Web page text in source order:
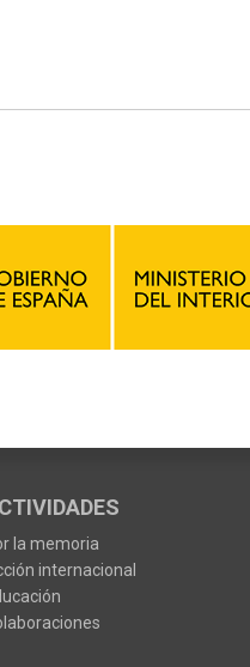
la memoria
internacional